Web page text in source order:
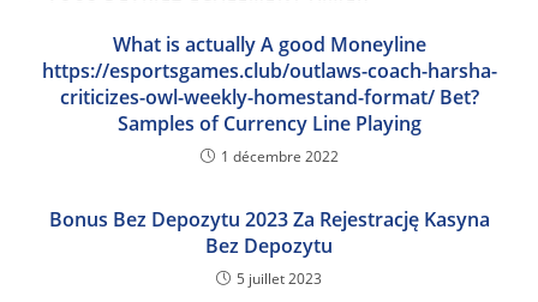
What is actually A good Moneyline
https://esportsgames.club/outlaws-coach-harsha-
criticizes-owl-weekly-homestand-format/ Bet?
Samples of Currency Line Playing
1 décembre 2022
Bonus Bez Depozytu 2023 Za Rejestrację Kasyna
Bez Depozytu
5 juillet 2023